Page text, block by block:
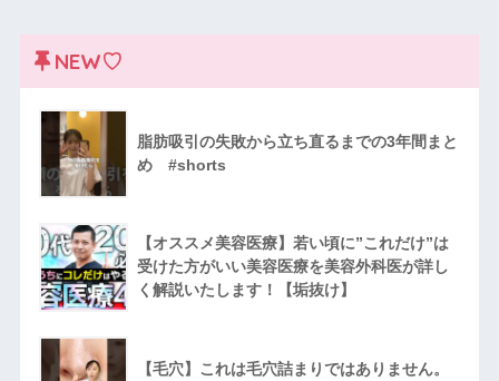
NEW♡
脂肪吸引の失敗から立ち直るまでの3年間まと
め #shorts
【オススメ美容医療】若い頃に”これだけ”は
受けた方がいい美容医療を美容外科医が詳し
く解説いたします！【垢抜け】
【毛穴】これは毛穴詰まりではありません。